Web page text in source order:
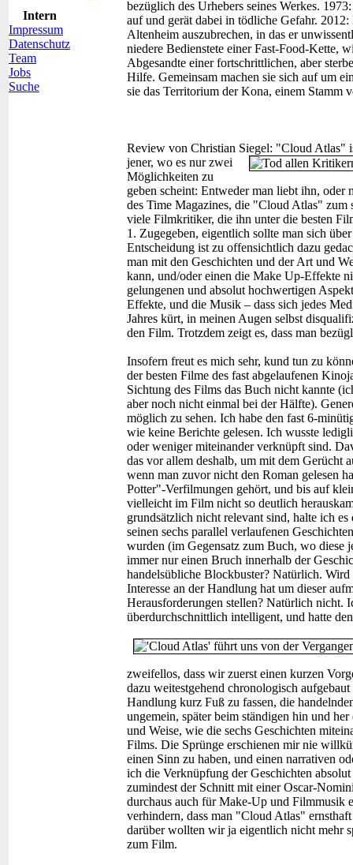
Intern
Impressum
Datenschutz
Team
Jobs
Suche
bezüglich des Urhebers seines Werkes.
auf und gerät dabei in tödliche Gefahr.
Altenheim auszubrechen, in das er
niedere Bedienstete einer Fast-Food-Kette,
Abgesandte einer fortschrittlichen, aber
Hilfe. Gemeinsam machen sie sich auf um
sie das Territorium der Kona, einem Stamm
Review von Christian Siegel: "Cloud Atlas"
jener, wo es nur zwei
Möglichkeiten zu
geben scheint: Entweder man liebt ihn, oder
des Time Magazines, die "Cloud Atlas" zum
viele Filmkritiker, die ihn unter die besten
1. Zugegeben, eigentlich sollte man sich
Entscheidung ist zu offensichtlich dazu
man mit den Geschichten und der Art und
kann, und/oder einen die Make Up-Effekte
gelungenen und absolut hochwertigen
Effekte, und die Musik – dass sich jedes
Jahres kürt, in meinen Augen selbst
den Film. Trotzdem zeigt es, dass man
Insofern freut es mich sehr, kund tun zu
der besten Filme des fast abgelaufenen
Sichtung des Films das Buch nicht kannte
aber noch nicht einmal bei der Hälfte).
möglich zu sehen. Ich habe den fast 6-
wie keine Berichte gelesen. Ich wusste
oder weniger miteinander verknüpft sind.
das vor allem deshalb, um mit dem Gerücht
wenn man zuvor nicht den Roman gelesen
Potter"-Verfilmungen gehört, und bis auf
vielleicht im Film nicht so deutlich
grundsätzlich nicht relevant sind, halte ich
seinen sechs parallel verlaufenen
wurden (im Gegensatz zum Buch, wo diese
immer nur einen Bruch innerhalb der
handelsübliche Blockbuster? Natürlich.
Interesse an der Handlung hat um dieser
Herausforderungen stellen? Natürlich nicht.
überdurchschnittlich intelligent, und hatte
zweifellos, dass wir zuerst einen kurzen
dazu weitestgehend chronologisch
Handlung kurz Fuß zu fassen, die
ungemein, später beim ständigen hin und
und Weise, wie die sechs Geschichten
Films. Die Sprünge erschienen mir nie
einen Sinn zu haben, und einen narrativen
ich die Verknüpfung der Geschichten
zumindest der Schnitt mit einer Oscar-
durchaus auch für Make-Up und Filmmusik
verhindern, dass man "Cloud Atlas"
darüber wollten wir ja eigentlich nicht mehr
zum Film.